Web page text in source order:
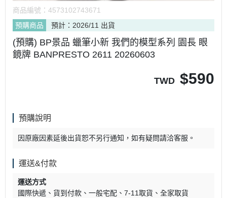
商品編號： 4573102743671
預購商品
預計：2026/11 出貨
(預購) BP景品 蠟筆小新 我們的模型系列 園長 眼
鏡牌 BANPRESTO 2611 20260603
TWD $590
預購說明
因原廠因素延後出貨恕不另行通知，如有疑問請洽客服。
運送&付款
運送方式
國際快遞
貨到付款 一般宅配 7-11取貨
全家取貨